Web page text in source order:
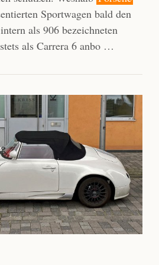
Sportwagen bald den
als 906 bezeichneten
als Carrera 6 anbo …